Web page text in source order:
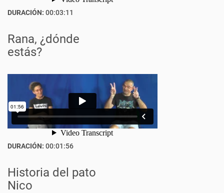
DURACIÓN: 00:03:11
Rana, ¿dónde
estás?
DURACIÓN: 00:01:56
Historia del pato
Nico